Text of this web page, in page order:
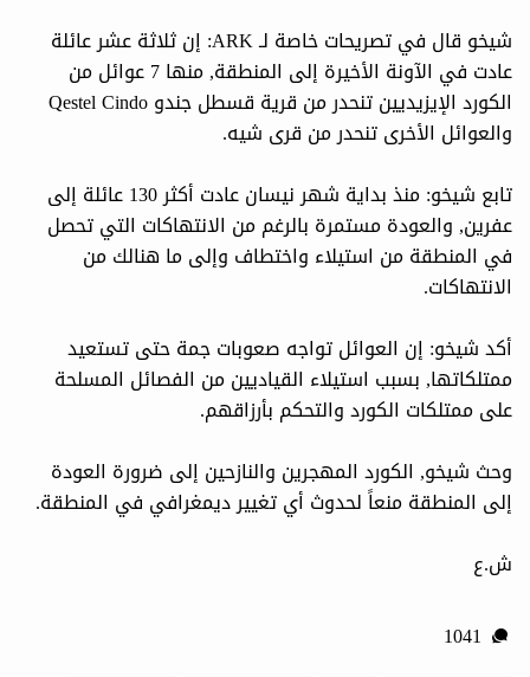
شيخو قال في تصريحات خاصة لـ ARK: إن ثلاثة عشر عائلة
عادت في الآونة الأخيرة إلى المنطقة, منها 7 عوائل من
الكورد الإيزيديين تنحدر من قرية قسطل جندو Qestel Cindo
والعوائل الأخرى تنحدر من قرى شيه.
تابع شيخو: منذ بداية شهر نيسان عادت أكثر 130 عائلة إلى
عفرين, والعودة مستمرة بالرغم من الانتهاكات التي تحصل
في المنطقة من استيلاء واختطاف وإلى ما هنالك من
الانتهاكات.
أكد شيخو: إن العوائل تواجه صعوبات جمة حتى تستعيد
ممتلكاتها, بسبب استيلاء القياديين من الفصائل المسلحة
على ممتلكات الكورد والتحكم بأرزاقهم.
وحث شيخو, الكورد المهجرين والنازحين إلى ضرورة العودة
إلى المنطقة منعاً لحدوث أي تغيير ديمغرافي في المنطقة.
ش.ع